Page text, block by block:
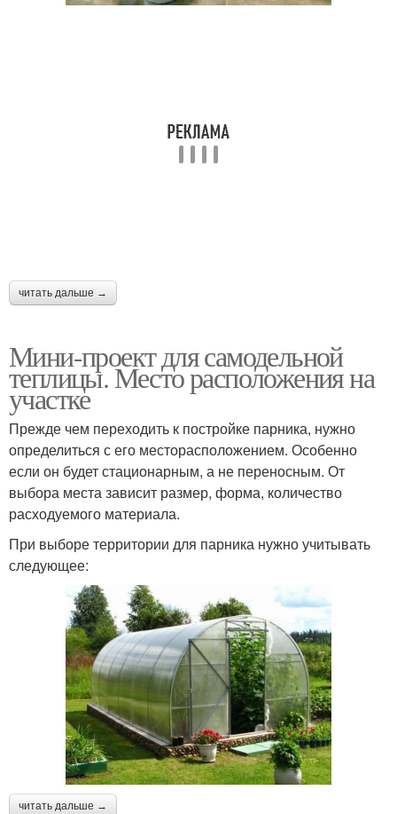
читать дальше →
Мини-проект для самодельной
теплицы. Место расположения на
участке
Прежде чем переходить к постройке парника, нужно
определиться с его месторасположением. Особенно
если он будет стационарным, а не переносным. От
выбора места зависит размер, форма, количество
расходуемого материала.
При выборе территории для парника нужно учитывать
следующее:
читать дальше →